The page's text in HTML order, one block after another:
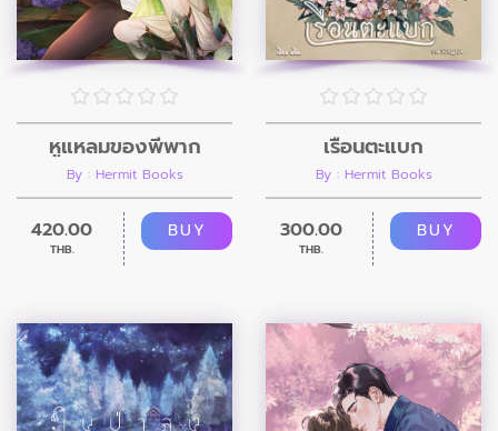
หูแหลมของพี่พาก
By : Hermit Books
420.00
THB.
BUY
เรือนตะแบก
By : Hermit Books
300.00
THB.
BUY